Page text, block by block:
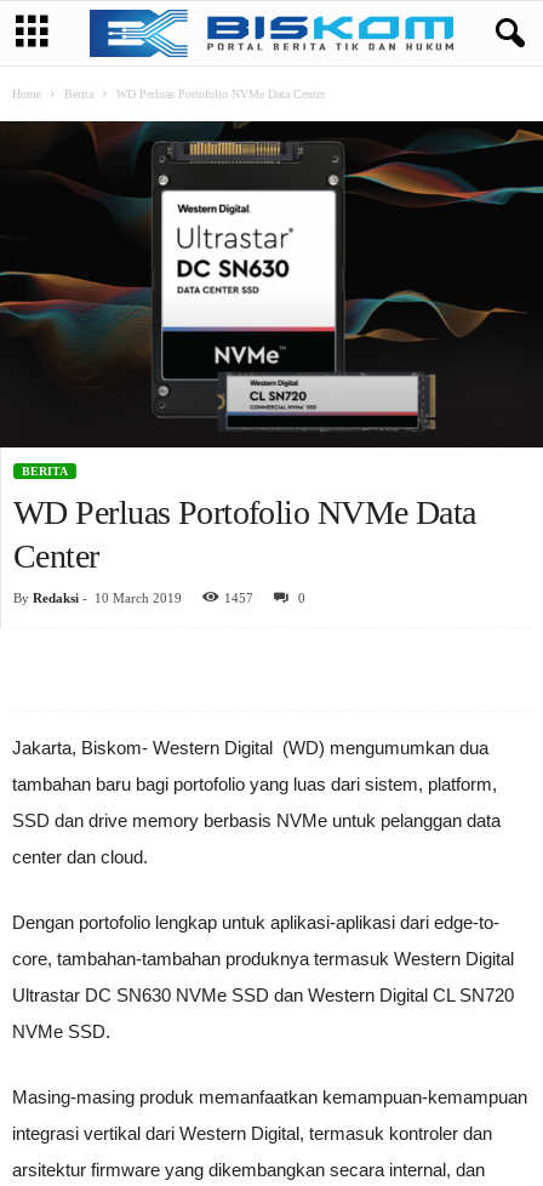
Home Berita WD Perluas Portofolio NVMe Data Center
BERITA
WD Perluas Portofolio NVMe Data
Center
By Redaksi - 10 March 2019 1457 0
Jakarta, Biskom- Western Digital (WD) mengumumkan dua
tambahan baru bagi portofolio yang luas dari sistem, platform,
SSD dan drive memory berbasis NVMe untuk pelanggan data
center dan cloud.
Dengan portofolio lengkap untuk aplikasi-aplikasi dari edge-to-
core, tambahan-tambahan produknya termasuk Western Digital
Ultrastar DC SN630 NVMe SSD dan Western Digital CL SN720
NVMe SSD.
Masing-masing produk memanfaatkan kemampuan-kemampuan
integrasi vertikal dari Western Digital, termasuk kontroler dan
arsitektur firmware yang dikembangkan secara internal, dan